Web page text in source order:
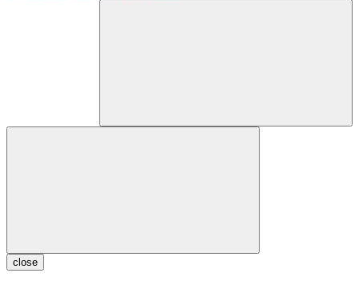
close